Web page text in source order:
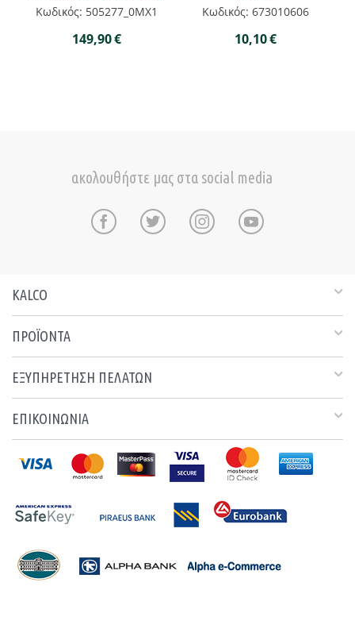
Κωδικός: 505277_0MX1
149,90€
Κωδικός: 673010606
10,10€
ακολουθήστε μας στα social media
KALCO
ΠΡΟΪΟΝΤΑ
ΕΞΥΠΗΡΕΤΗΣΗ ΠΕΛΑΤΩΝ
ΕΠΙΚΟΙΝΩΝΙΑ